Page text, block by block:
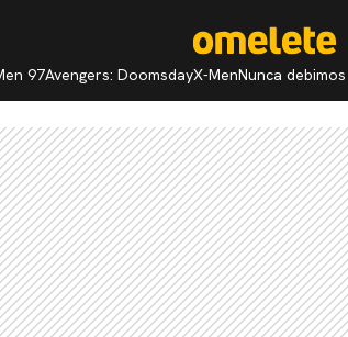
97Avengers: DoomsdayX-MenNunca